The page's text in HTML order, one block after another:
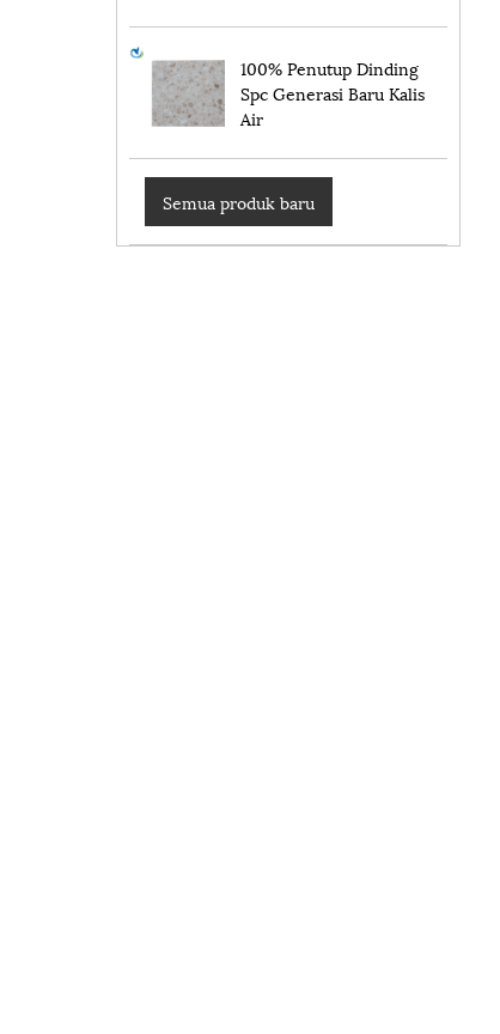
100% Penutup Dinding
Spc Generasi Baru Kalis
Air
Semua produk baru